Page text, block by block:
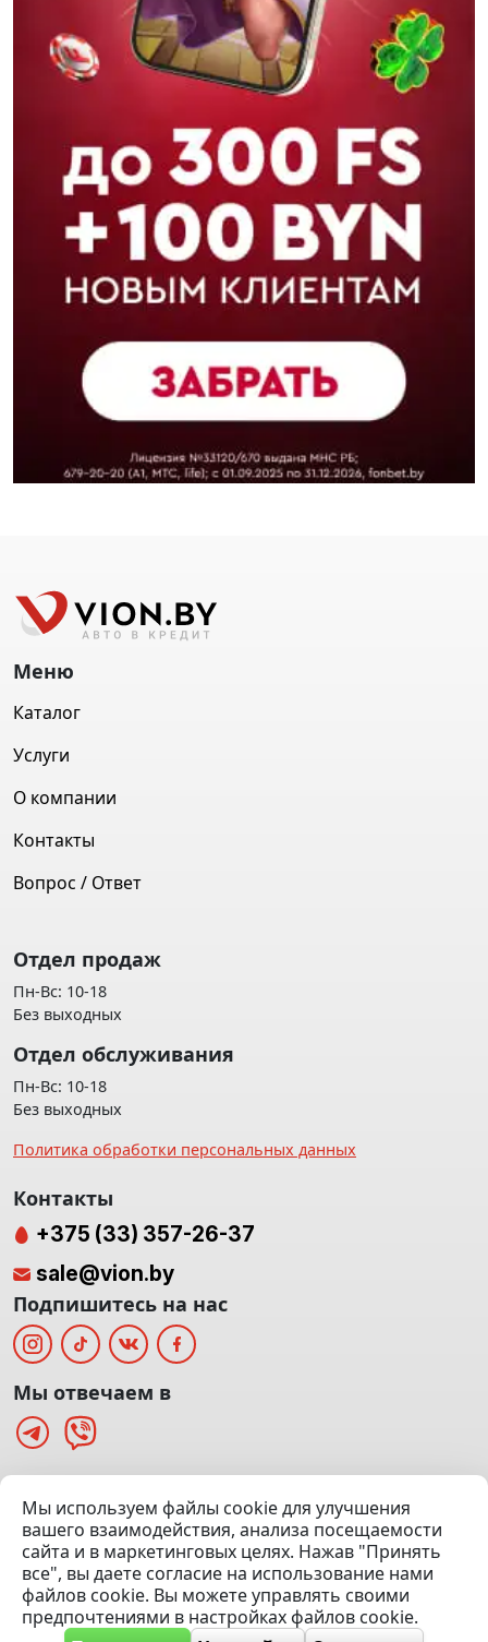
(Офис: 5 этаж | Осмотр авто: 5 этаж)
Посмотреть на карте
© 2020 — 2026 VION.BY — Продажа, выкуп и обмен | УНП
192961100 |Эвакуатор Минск
Меню
Каталог
Услуги
О компании
Контакты
Вопрос / Ответ
Отдел продаж
Пн-Вс: 10-18
Без выходных
Отдел обслуживания
Пн-Вс: 10-18
Без выходных
Политика обработки персональных данных
Мы используем файлы cookie для улучшения
вашего взаимодействия, анализа посещаемости
сайта и в маркетинговых целях. Нажав "Принять
все", вы даете согласие на использование нами
файлов cookie. Вы можете управлять своими
предпочтениями в настройках файлов cookie.
Контакты
+375 (33) 357-26-37
sale@vion.by
Подпишитесь на нас
Мы отвечаем в